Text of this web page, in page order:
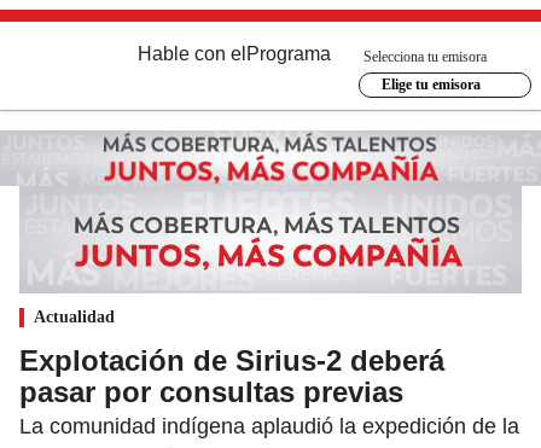
Hable con el Programa
Selecciona tu emisora
Elige tu emisora
Actualidad
Explotación de Sirius-2 deberá
pasar por consultas previas
La comunidad indígena aplaudió la expedición de la